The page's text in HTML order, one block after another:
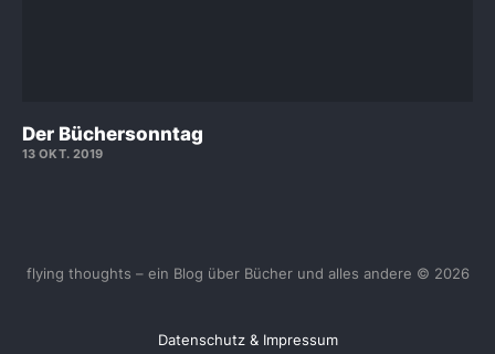
Der Büchersonntag
13 OKT. 2019
flying thoughts – ein Blog über Bücher und alles andere © 2026
Datenschutz & Impressum